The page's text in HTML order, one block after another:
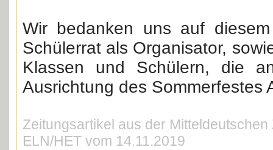
Wir bedanken uns auf
Schülerrat als Organisator,
Klassen und Schülern, die
Ausrichtung des Sommerfestes
Zeitungsartikel aus der Mitteldeutschen
ELN/HET vom 14.11.2019